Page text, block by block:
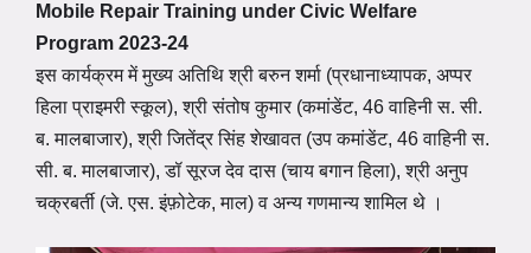
Mobile Repair Training under Civic Welfare
Program 2023-24
इस कार्यक्रम में मुख्य अतिथि श्री बरुन शर्मा (प्रधानाध्यापक, अप्पर
हिला प्राइमरी स्कूल), श्री संतोष कुमार (कमांडेंट, 46 वाहिनी स. सी.
ब. मालबाजार), श्री जितेंद्र सिंह शेखावत (उप कमांडेंट, 46 वाहिनी स.
सी. ब. मालबाजार), डॉ सूरज देव दास (चाय बगान हिला), श्री अनुप
चक्रबर्ती (जे. एस. इंफ़ोटेक, माल) व अन्य गणमान्य शामिल थे ।